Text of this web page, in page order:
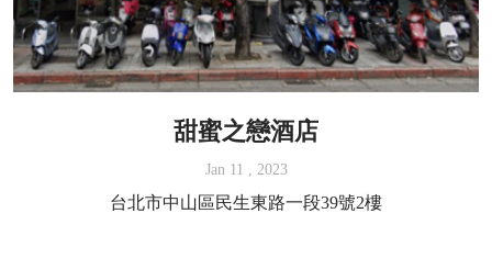
甜蜜之戀酒店
Jan 11 , 2023
台北市中山區民生東路一段39號2樓